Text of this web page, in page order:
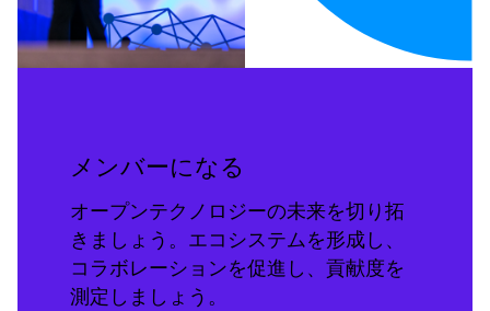
メンバーになる
オープンテクノロジーの未来を切り拓
きましょう。エコシステムを形成し、
コラボレーションを促進し、貢献度を
測定しましょう。